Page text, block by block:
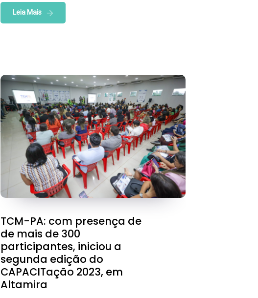
Leia Mais
TCM-PA: com presença de
de mais de 300
participantes, iniciou a
segunda edição do
CAPACITação 2023, em
Altamira